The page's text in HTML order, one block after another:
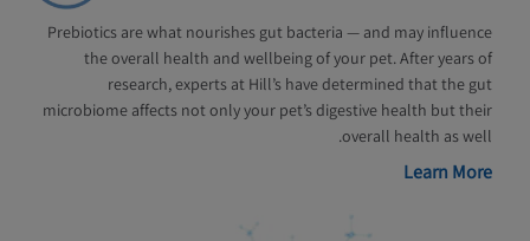
Prebiotics are what nourishes gut bacteria — and may influence
the overall health and wellbeing of your pet. After years of
research, experts at Hill’s have determined that the gut
microbiome affects not only your pet’s digestive health but their
overall health as well.
Learn More